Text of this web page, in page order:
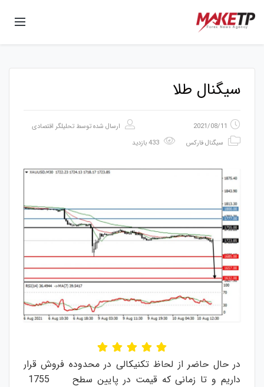
سیگنال طلا
2021/08/11 ارسال شده توسط تحلیلگر اقتصادی
سیگنال فارکس
در حال حاضر از لحاظ تکنیکالی در محدوده فروش قرار